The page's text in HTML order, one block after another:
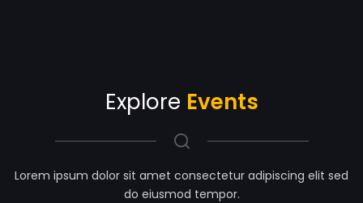
Explore Events
Lorem ipsum dolor sit amet consectetur adipiscing elit sed
do eiusmod tempor.